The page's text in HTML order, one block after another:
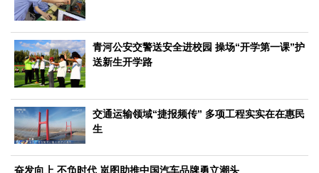
经济
经济转型
供给侧改革
政治
深化改革 依法治国 司法公正 民主政治
观察思考
网文推荐
文化
青河公安交警送安全进校园 操场“开学第一课”护
送新生开学路
交通运输领域“捷报频传” 多项工程实实在在惠民
生
奋发向上 不负时代 岚图助推中国汽车品牌勇立潮头